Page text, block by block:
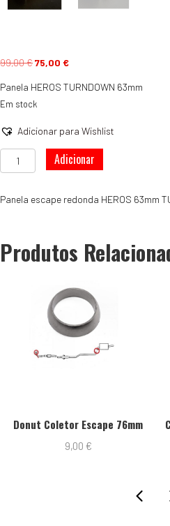
99,00€O
original
era:
75,00 €O
atual
Panela HEROS TURNDOWN 63mm
Em stock
Adicionar para Wishlist
Quantidade
de
HEROS
Adicionar
Panela escape redonda HEROS 63mm
Produtos
Coletor Escape 76mm
€
4-